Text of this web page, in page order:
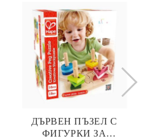
ДЪРВЕН ПЪЗЕЛ С
ФИГУРКИ ЗА